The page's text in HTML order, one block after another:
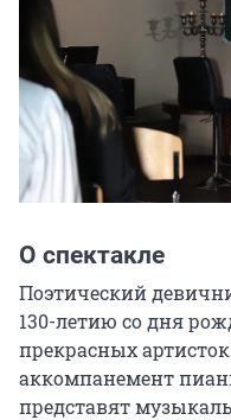
О спектакле
Поэтический
130-летию со дня
прекрасных
аккомпанемент
представят